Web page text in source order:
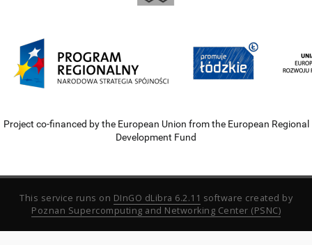
Project co-financed by the European Union from the European Regional
Development Fund
This service runs on DInGO dLibra 6.2.11 software created by
Poznan Supercomputing and Networking Center (PSNC)